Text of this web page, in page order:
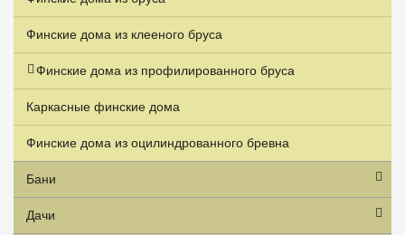
Финские дома из клееного бруса
Финские дома из профилированного бруса
Каркасные финские дома
Финские дома из оцилиндрованного бревна
Бани
Дачи